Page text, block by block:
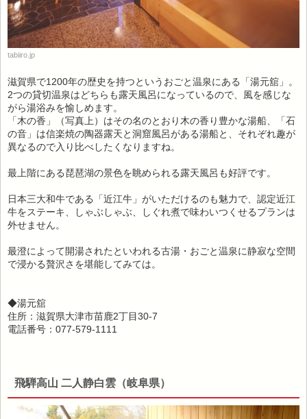
tabiiro.jp
滋賀県で1200年の歴史を持つというおごと温泉にある「湯元舘」。
2つの貸切温泉はどちらも露天風呂になっているので、風を感じな
がら湯浴みを愉しめます。
「木の香」（写真上）はその名のとおり木の香り豊かな湯船、「石
の音」は信楽焼の陶器露天と洞窟風呂がある湯船と、それぞれ趣が
異なるので入り比べしたくなりますね。
最上階にある琵琶湖の景色を眺められる露天風呂も好評です。
日本三大和牛である「近江牛」がいただけるのも魅力で、認定近江
牛をステーキ、しゃぶしゃぶ、しぐれ煮で味わいつくせるプランは
外せません。
最澄によって開湯されたといわれる古湯・おごと温泉に静寂な空間
で浸かる贅沢さを堪能してみては。
◆湯元舘
住所：滋賀県大津市苗鹿2丁目30‐7
電話番号：077-579-1111
飛騨高山 二人静白雲（岐阜県）